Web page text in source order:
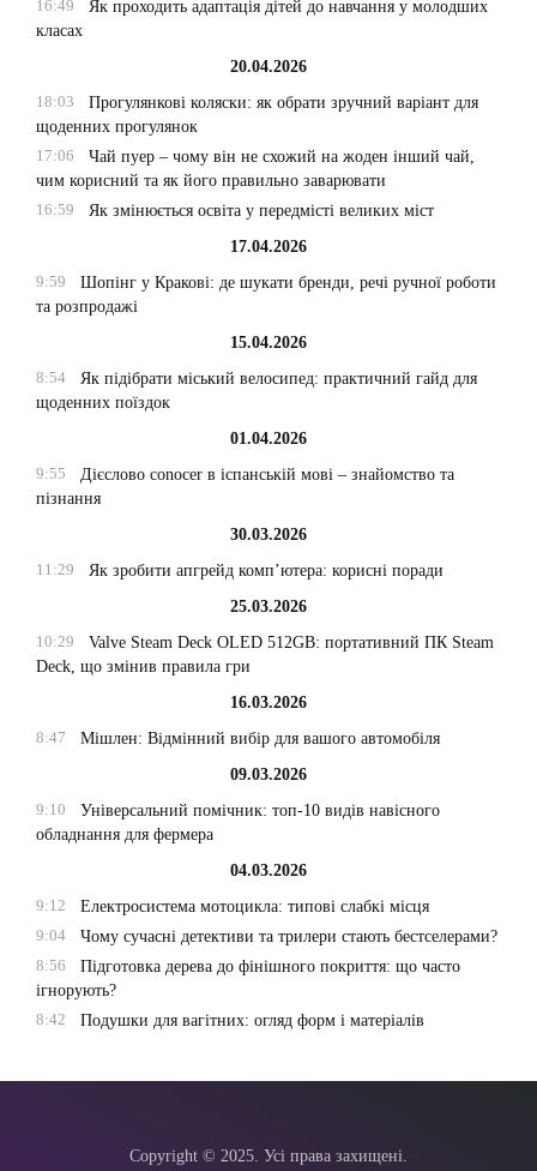
16:49
Як проходить адаптація дітей до навчання у молодших
класах
20.04.2026
18:03
Прогулянкові коляски: як обрати зручний варіант для
щоденних прогулянок
17:06
Чай пуер – чому він не схожий на жоден інший чай,
чим корисний та як його правильно заварювати
16:59
Як змінюється освіта у передмісті великих міст
17.04.2026
9:59
Шопінг у Кракові: де шукати бренди, речі ручної роботи
та розпродажі
15.04.2026
8:54
Як підібрати міський велосипед: практичний гайд для
щоденних поїздок
01.04.2026
9:55
Дієслово conocer в іспанській мові – знайомство та
пізнання
30.03.2026
11:29
Як зробити апгрейд комп’ютера: корисні поради
25.03.2026
10:29
Valve Steam Deck OLED 512GB: портативний ПК Steam
Deck, що змінив правила гри
16.03.2026
8:47
Мішлен: Відмінний вибір для вашого автомобіля
09.03.2026
9:10
Універсальний помічник: топ-10 видів навісного
обладнання для фермера
04.03.2026
9:12
Електросистема мотоцикла: типові слабкі місця
9:04
Чому сучасні детективи та трилери стають бестселерами?
8:56
Підготовка дерева до фінішного покриття: що часто
ігнорують?
8:42
Подушки для вагітних: огляд форм і матеріалів
Copyright © 2025. Усі права захищені.